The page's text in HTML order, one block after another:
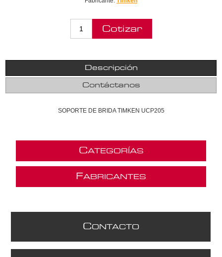
Descripción
Contáctanos
SOPORTE DE BRIDA TIMKEN UCP205
CATEGORÍAS
FABRICANTES
CONTACTO